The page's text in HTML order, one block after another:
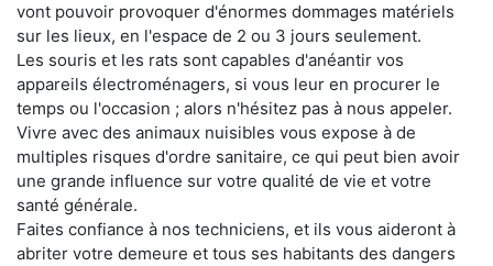
vont pouvoir provoquer d'énormes dommages matériels
sur les lieux, en l'espace de 2 ou 3 jours seulement.
Les souris et les rats sont capables d'anéantir vos
appareils électroménagers, si vous leur en procurer le
temps ou l'occasion ; alors n'hésitez pas à nous appeler.
Vivre avec des animaux nuisibles vous expose à de
multiples risques d'ordre sanitaire, ce qui peut bien avoir
une grande influence sur votre qualité de vie et votre
santé générale.
Faites confiance à nos techniciens, et ils vous aideront à
abriter votre demeure et tous ses habitants des dangers